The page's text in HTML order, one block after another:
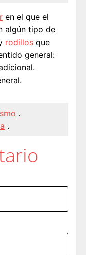
en el que el
algún tipo de
rodillos que
general:
.
.